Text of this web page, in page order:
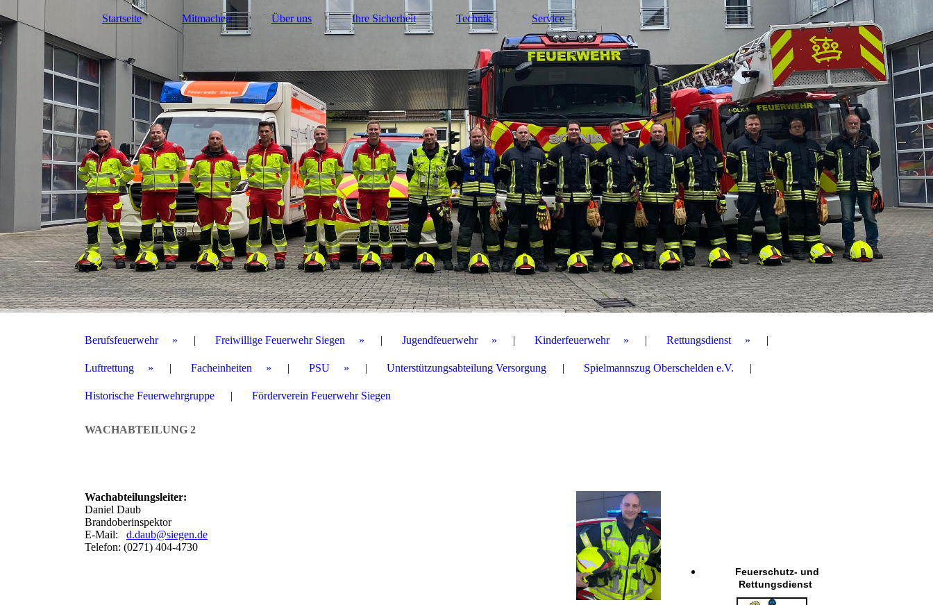
Startseite Mitmachen Über uns Ihre Sicherheit Technik Service
Berufsfeuerwehr Freiwillige Feuerwehr Siegen Jugendfeuerwehr Kinderfeuerwehr Rettungsdienst
Luftrettung Facheinheiten PSU Unterstützungsabteilung Versorgung Spielmannszug Oberschelden e.V.
Historische Feuerwehrgruppe Förderverein Feuerwehr Siegen
WACHABTEILUNG 2
Wachabteilungsleiter:
Daniel Daub
Brandoberinspektor
E-Mail: d.daub@siegen.de
Telefon: (0271) 404-4730
Feuerschutz- und
Rettungsdienst